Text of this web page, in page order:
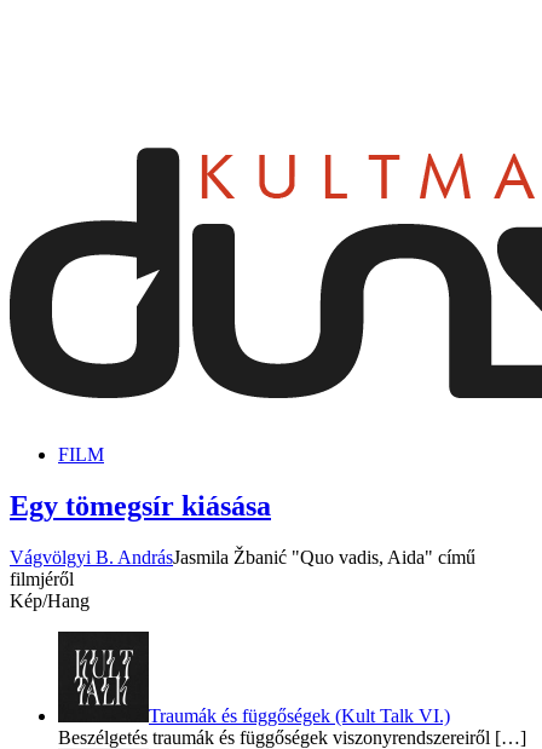
FILM
Egy tömegsír kiásása
Vágvölgyi B. AndrásJasmila Žbanić "Quo vadis, Aida" című
filmjéről
Kép/Hang
Traumák és függőségek (Kult Talk VI.)
Beszélgetés traumák és függőségek viszonyrendszereiről […]